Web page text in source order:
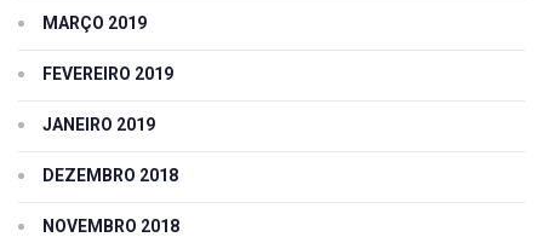
MARÇO 2019
FEVEREIRO 2019
JANEIRO 2019
DEZEMBRO 2018
NOVEMBRO 2018